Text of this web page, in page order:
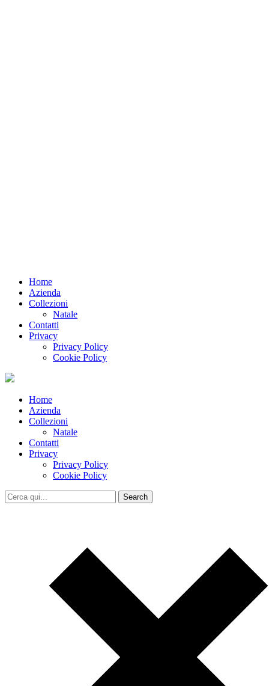
Home
Azienda
Collezioni
Natale
Contatti
Privacy
Privacy Policy
Cookie Policy
Home
Azienda
Collezioni
Natale
Contatti
Privacy
Privacy Policy
Cookie Policy